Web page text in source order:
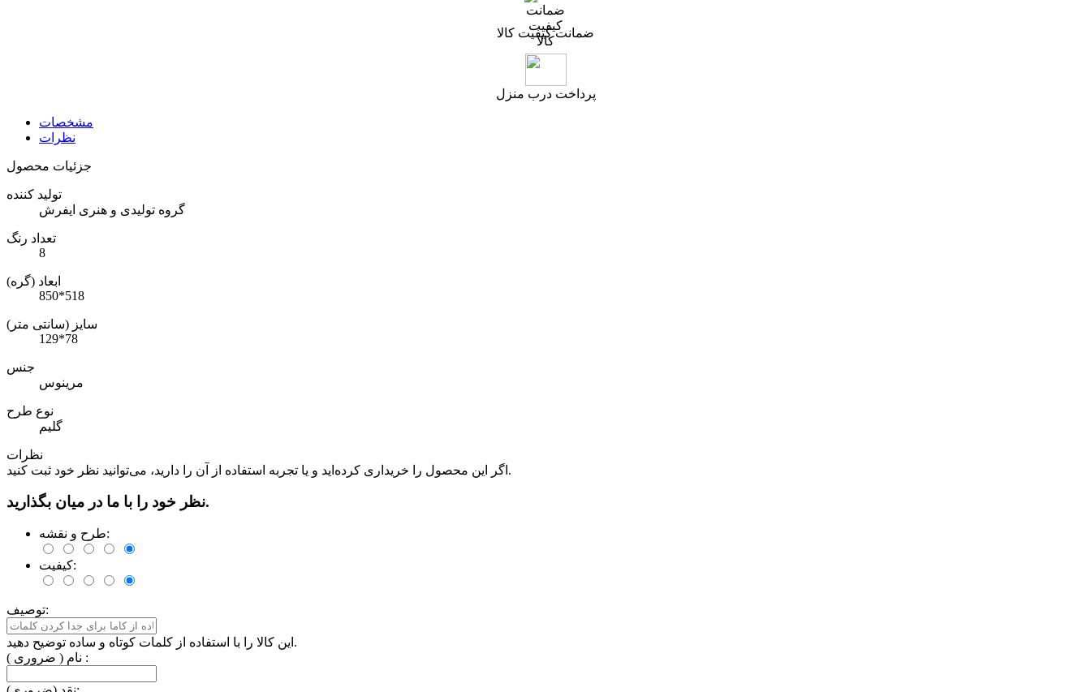
ضمانت کیفیت کالا
پرداخت درب منزل
مشخصات
نظرات
جزئیات محصول
تولید کننده
گروه تولیدی و هنری ایفرش
تعداد رنگ
8
ابعاد (گره)
850*518
سایز (سانتی متر)
129*78
جنس
مرینوس
نوع طرح
گلیم
نظرات
اگر این محصول را خریداری کرده‌اید و یا تجربه استفاده از آن را دارید، می‌توانید نظر خود ثبت کنید.
نظر خود را با ما در میان بگذارید.
طرح و نقشه:
کیفیت:
توصیف:
این کالا را با استفاده از کلمات کوتاه و ساده توضیح دهید.
نام ( ضروری ) :